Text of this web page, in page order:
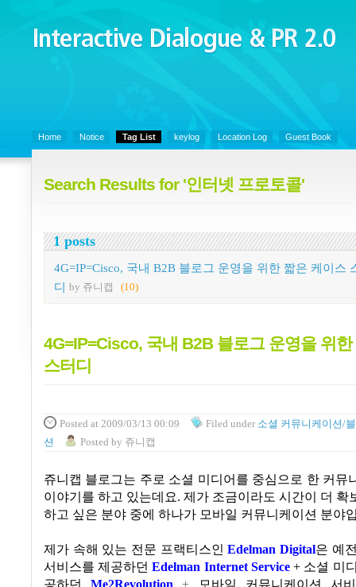
Interactive Dialogue &
PR 2.0
Home Notice Tag List keylog Location Log Guest Book
Search Results for '인터넷 프로토콜'
1 posts
4G=IP=Cisco, 국내 B2B 블로그 운영을 위한 짧은 케이스
디 by 쥬니캡 (10)
4G=IP=Cisco, 국내 B2B 블로그 운영을 위
스터디
Posted at 2009/03/13 00:09 Filed under 소셜 커뮤니케이션/
션
Posted by 쥬니캡
쥬니캡 블로그는 주로 소셜 미디어를 중심으로 한 커뮤
이야기를 하고 있는데요. 제가 조금이라도 시간이 더 확
하고 싶은 분야 중에 하나가 모바일 커뮤니케이션 분야
제가 속해 있는 전문 프랙티스인 Edelman Digital은 예
서비스를 제공하던 Edelman Internet Service + 소셜 미